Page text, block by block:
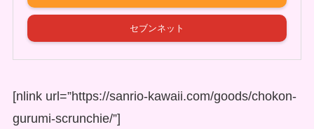
セブンネット
[nlink url=”https://sanrio-kawaii.com/goods/chokon-
gurumi-scrunchie/”]